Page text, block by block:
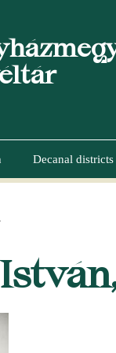
Decanal districts